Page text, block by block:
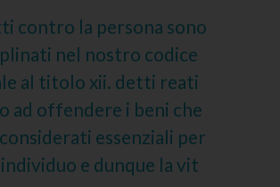
contro la persona sono
nel nostro codice
al titolo xii. detti reati
ad offendere i beni che
essenziali per
e dunque la vit